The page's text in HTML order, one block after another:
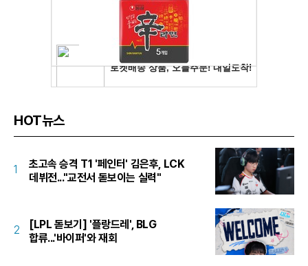
HOT뉴스
1
초고속 승격 T1 '페인터' 김은후, LCK
데뷔전..."교전서 돋보이는 실력"
2
[LPL 돋보기] '플랑드레', BLG
합류...'바이퍼'와 재회